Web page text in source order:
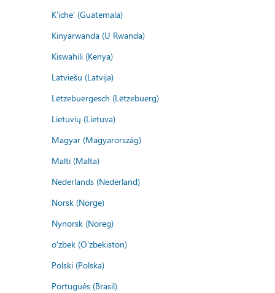
K'iche' (Guatemala)
Kinyarwanda (U Rwanda)
Kiswahili (Kenya)
Latviešu (Latvija)
Lëtzebuergesch (Lëtzebuerg)
Lietuvių (Lietuva)
Magyar (Magyarország)
Malti (Malta)
Nederlands (Nederland)
Norsk (Norge)
Nynorsk (Noreg)
o'zbek (O'zbekiston)
Polski (Polska)
Português (Brasil)